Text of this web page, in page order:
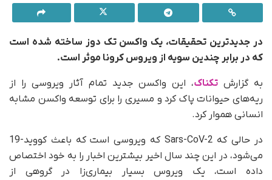
در جدیدترین تحقیقات، یک واکسن تک دوز ساخته شده است
که در برابر چندین سویه از ویروس کرونا موثر است.
به گزارش تکناک، این واکسن جدید تمام آثار ویروسی را از
ریه‌های حیوانات پاک کرد و مسیری را برای توسعه واکسن مشابه
انسانی هموار کرد.
در حالی که Sars-CoV-2 که ویروسی است که باعث کووید-19
می‌شود، در این چند سال اخیر بیشترین اخبار را به خود اختصاص
داده است، یک ویروس بسیار بیماری‌زا در گروهی از